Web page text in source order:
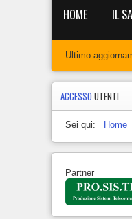
HOME IL
Ultimo
ACCESSOUTENTI
Sei qui: Home
Partner